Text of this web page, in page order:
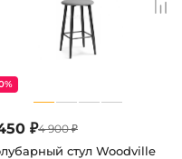
₽4 900 ₽
стул Woodville